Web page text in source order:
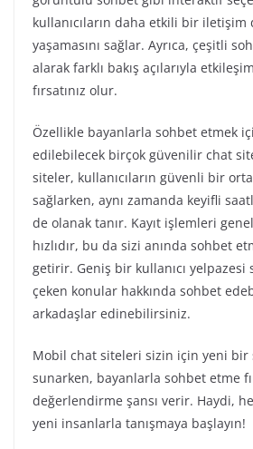
kullanıcıların daha etkili bir iletişim
yaşamasını sağlar. Ayrıca, çeşitli
alarak farklı bakış açılarıyla
fırsatınız olur.
Özellikle bayanlarla sohbet etmek
edilebilecek birçok güvenilir chat
siteler, kullanıcıların güvenli bir
sağlarken, aynı zamanda keyifli
de olanak tanır. Kayıt işlemleri
hızlıdır, bu da sizi anında sohbet
getirir. Geniş bir kullanıcı yelpazesi
çeken konular hakkında sohbet
arkadaşlar edinebilirsiniz.
Mobil chat siteleri sizin için yeni bir
sunarken, bayanlarla sohbet etme
değerlendirme şansı verir. Haydi,
yeni insanlarla tanışmaya başlayın!